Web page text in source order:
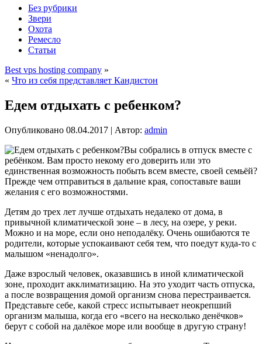
Без рубрики
Звери
Охота
Ремесло
Статьи
Best vps hosting company »
« Что из себя представляет Кандистон
Едем отдыхать с ребенком?
Опубликовано 08.04.2017 | Автор: admin
Вы собрались в отпуск вместе с
ребёнком. Вам просто некому его доверить или это
единственная возможность побыть всем вместе, своей семьёй?
Прежде чем отправиться в дальние края, сопоставьте ваши
желания с его возможностями.
Детям до трех лет лучше отдыхать недалеко от дома, в
привычной климатической зоне – в лесу, на озере, у реки.
Можно и на море, если оно неподалёку. Очень ошибаются те
родители, которые успокаивают себя тем, что поедут куда-то с
малышом «ненадолго».
Даже взрослый человек, оказавшись в иной климатической
зоне, проходит акклиматизацию. На это уходит часть отпуска,
а после возвращения домой организм снова перестраивается.
Представьте себе, какой стресс испытывает неокрепший
организм малыша, когда его «всего на несколько денёчков»
берут с собой на далёкое море или вообще в другую страну!